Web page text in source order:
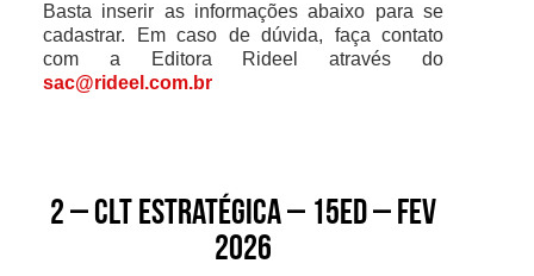
Basta inserir as informações abaixo para se
cadastrar. Em caso de dúvida, faça contato
com a Editora Rideel através do
sac@rideel.com.br
2 – CLT ESTRATÉGICA – 15ed – fev
2026